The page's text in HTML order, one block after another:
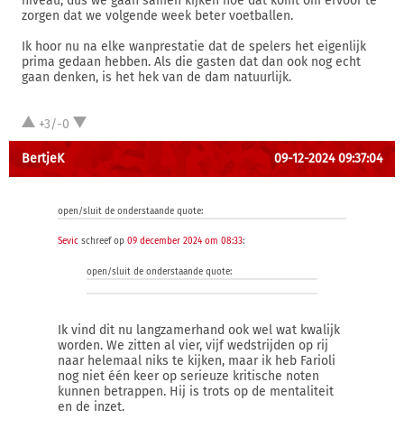
zorgen dat we volgende week beter voetballen.
Ik hoor nu na elke wanprestatie dat de spelers het eigenlijk
prima gedaan hebben. Als die gasten dat dan ook nog echt
gaan denken, is het hek van de dam natuurlijk.
+3/-0
BertjeK 09-12-2024 09:37:04
open/sluit de onderstaande quote:
Sevic schreef op 09 december 2024 om 08:33:
open/sluit de onderstaande quote:
Ik vind dit nu langzamerhand ook wel wat kwalijk
worden. We zitten al vier, vijf wedstrijden op rij
naar helemaal niks te kijken, maar ik heb Farioli
nog niet één keer op serieuze kritische noten
kunnen betrappen. Hij is trots op de mentaliteit
en de inzet.